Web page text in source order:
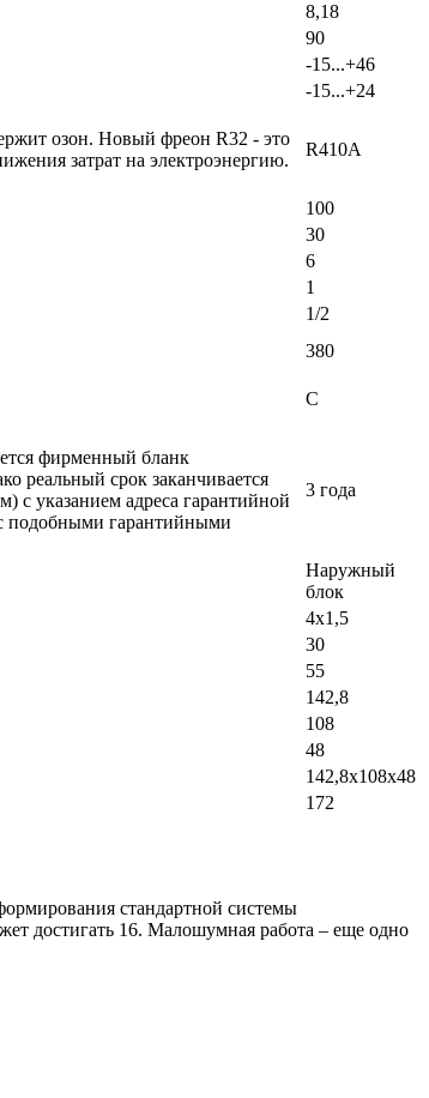
8,18
90
-15...+46
-15...+24
озон. Новый фреон R32 - это
затрат на электроэнергию.
R410A
100
30
6
1
1/2
380
C
фирменный бланк
реальный срок заканчивается
с указанием адреса гарантийной
с подобными гарантийными
3 года
Наружный
блок
4х1,5
30
55
142,8
108
48
142,8x108x48
172
стандартной системы
достигать 16. Малошумная работа – еще одно